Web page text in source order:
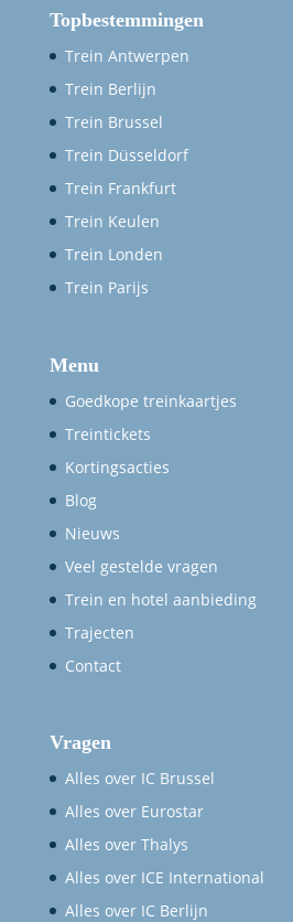
Topbestemmingen
Trein Antwerpen
Trein Berlijn
Trein Brussel
Trein Düsseldorf
Trein Frankfurt
Trein Keulen
Trein Londen
Trein Parijs
Menu
Goedkope treinkaartjes
Treintickets
Kortingsacties
Blog
Nieuws
Veel gestelde vragen
Trein en hotel aanbieding
Trajecten
Contact
Vragen
Alles over IC Brussel
Alles over Eurostar
Alles over Thalys
Alles over ICE International
Alles over IC Berlijn